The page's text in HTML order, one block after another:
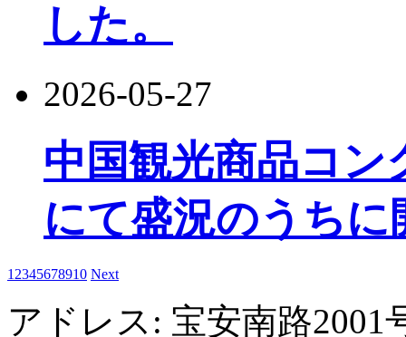
した。
2026-05-27
中国観光商品コン
にて盛況のうち
1 2345678910 Next
アドレス: 宝安南路2001